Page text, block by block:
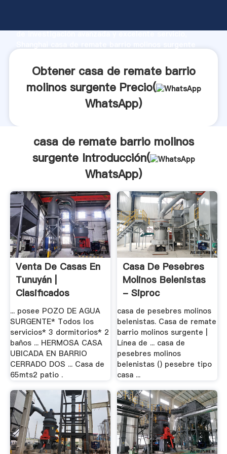
de investigación avanzada y excelente servicio,
clientes.Obtener casa de remate barrio
molinos surgente Precio(
WhatsApp)
casa de remate barrio molinos
surgente Introducción(
WhatsApp)
Venta De Casas En
Tunuyán |
Clasificados
AlaMaula
... posee POZO DE AGUA
SURGENTE* Todos los
servicios* 3 dormitorios* 2
baños ... HERMOSA CASA
UBICADA EN BARRIO
CERRADO DOS ... Casa de
65mts2 patio .
Casa De Pesebres
Molinos Belenistas
- Siproc
casa de pesebres molinos
belenistas. Casa de remate
barrio molinos surgente |
Línea de ... casa de
pesebres molinos
belenistas () pesebre tipo
casa ...